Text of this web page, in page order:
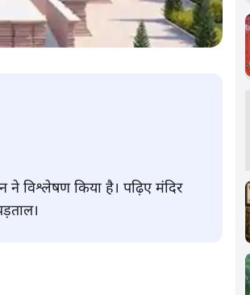
ने विश्लेषण किया है। पढ़िए मंदिर